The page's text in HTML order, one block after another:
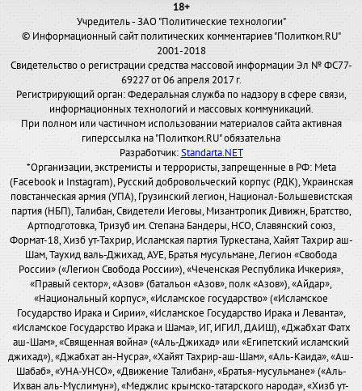
18+
Учредитель - ЗАО "Политические технологии"
© Информационный сайт политических комментариев "Политком.RU"
2001-2018
Свидетельство о регистрации средства массовой информации Эл № ФС77-
69227 от 06 апреля 2017 г.
Регистрирующий орган: Федеральная служба по надзору в сфере связи,
информационных технологий и массовых коммуникаций.
При полном или частичном использовании материалов сайта активная
гиперссылка на "Политком.RU" обязательна
Разработчик:Standarta.NET
*Организации, экстремисты и террористы, запрещенные в РФ: Meta
(Facebook и Instagram), Русский добровольческий корпус (РДК), Украинская
повстанческая армия (УПА), Грузинский легион, Национал-Большевистская
партия (НБП), Талибан, Свидетели Иеговы, Мизантропик Дивижн, Братство,
Артподготовка, Тризуб им. Степана Бандеры, НСО, Славянский союз,
Формат-18, Хизб ут-Тахрир, Исламская партия Туркестана, Хайят Тахрир аш-
Шам, Таухид валь-Джихад, АУЕ, Братья мусульмане, Легион «Свобода
России» («Легион Свобода России»), «Чеченская Республика Ичкерия»,
«Правый сектор», «Азов» (батальон «Азов», полк «Азов»), «Айдар»,
«Национальный корпус», «Исламское государство» («Исламское
Государство Ирака и Сирии», «Исламское Государство Ирака и Леванта»,
«Исламское Государство Ирака и Шама», ИГ, ИГИЛ, ДАИШ), «Джабхат Фатх
аш-Шам», «Священная война» («Аль-Джихад» или «Египетский исламский
джихад»), «Джабхат ан-Нусра», «Хайят Тахрир-аш-Шам», «Аль-Каида», «Аш-
Шабаб», «УНА-УНСО», «Движение Талибан», «Братья-мусульмане» («Аль-
Ихван аль-Муслимун»), «Меджлис крымско-татарского народа», «Хизб ут-